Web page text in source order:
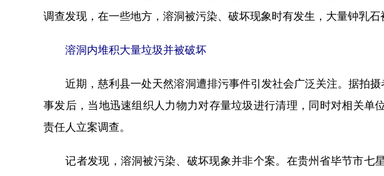
调查发现，在一些地方，溶洞被污染、破坏现象时有发生，大量钟乳石
溶洞内堆积大量垃圾并被破坏
近期，慈利县一处天然溶洞遭排污事件引发社会广泛关注。据拍摄
事发后，当地迅速组织人力物力对存量垃圾进行清理，同时对相关单
责任人立案调查。
记者发现，溶洞被污染、破坏现象并非个案。在贵州省毕节市七